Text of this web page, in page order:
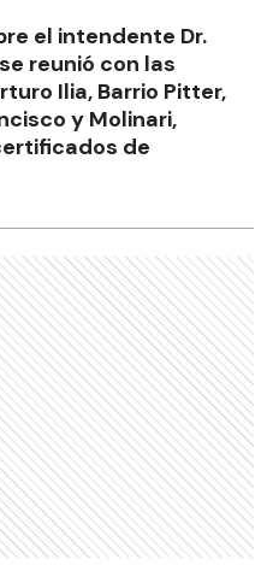
el intendente Dr.
reunió con las
Ilia, Barrio Pitter,
y Molinari,
de